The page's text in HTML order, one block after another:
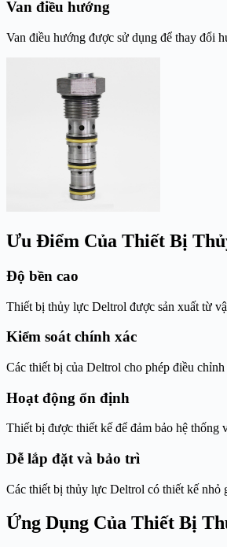
Van điều hướng
Van điều hướng được sử dụng để thay đổi
Ưu Điểm Của Thiết Bị
Độ bền cao
Thiết bị thủy lực Deltrol được sản xuất từ
Kiểm soát chính xác
Các thiết bị của Deltrol cho phép điều
Hoạt động ổn định
Thiết bị được thiết kế để đảm bảo hệ
Dễ lắp đặt và bảo trì
Các thiết bị thủy lực Deltrol có thiết kế nhỏ
Ứng Dụng Của Thiết Bị